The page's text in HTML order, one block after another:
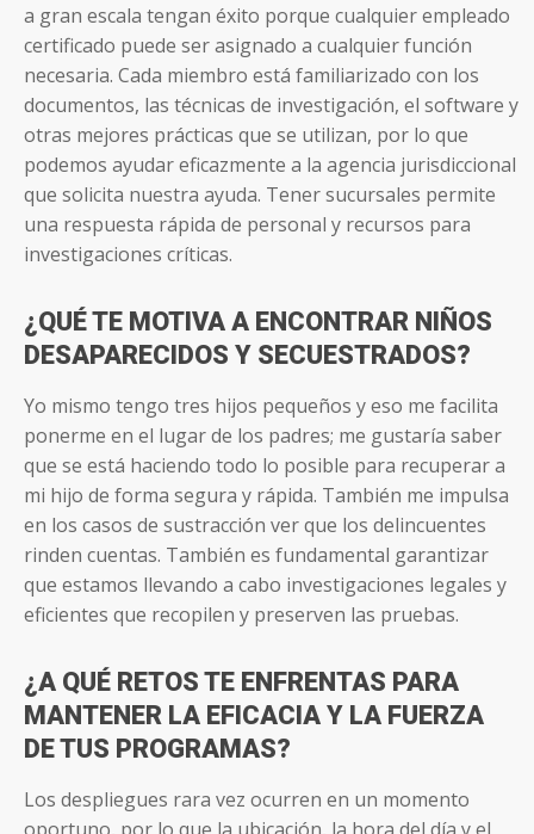
a gran escala tengan éxito porque cualquier empleado
certificado puede ser asignado a cualquier función
necesaria. Cada miembro está familiarizado con los
documentos, las técnicas de investigación, el software y
otras mejores prácticas que se utilizan, por lo que
podemos ayudar eficazmente a la agencia jurisdiccional
que solicita nuestra ayuda. Tener sucursales permite
una respuesta rápida de personal y recursos para
investigaciones críticas.
¿QUÉ TE MOTIVA A ENCONTRAR NIÑOS
DESAPARECIDOS Y SECUESTRADOS?
Yo mismo tengo tres hijos pequeños y eso me facilita
ponerme en el lugar de los padres; me gustaría saber
que se está haciendo todo lo posible para recuperar a
mi hijo de forma segura y rápida. También me impulsa
en los casos de sustracción ver que los delincuentes
rinden cuentas. También es fundamental garantizar
que estamos llevando a cabo investigaciones legales y
eficientes que recopilen y preserven las pruebas.
¿A QUÉ RETOS TE ENFRENTAS PARA
MANTENER LA EFICACIA Y LA FUERZA
DE TUS PROGRAMAS?
Los despliegues rara vez ocurren en un momento